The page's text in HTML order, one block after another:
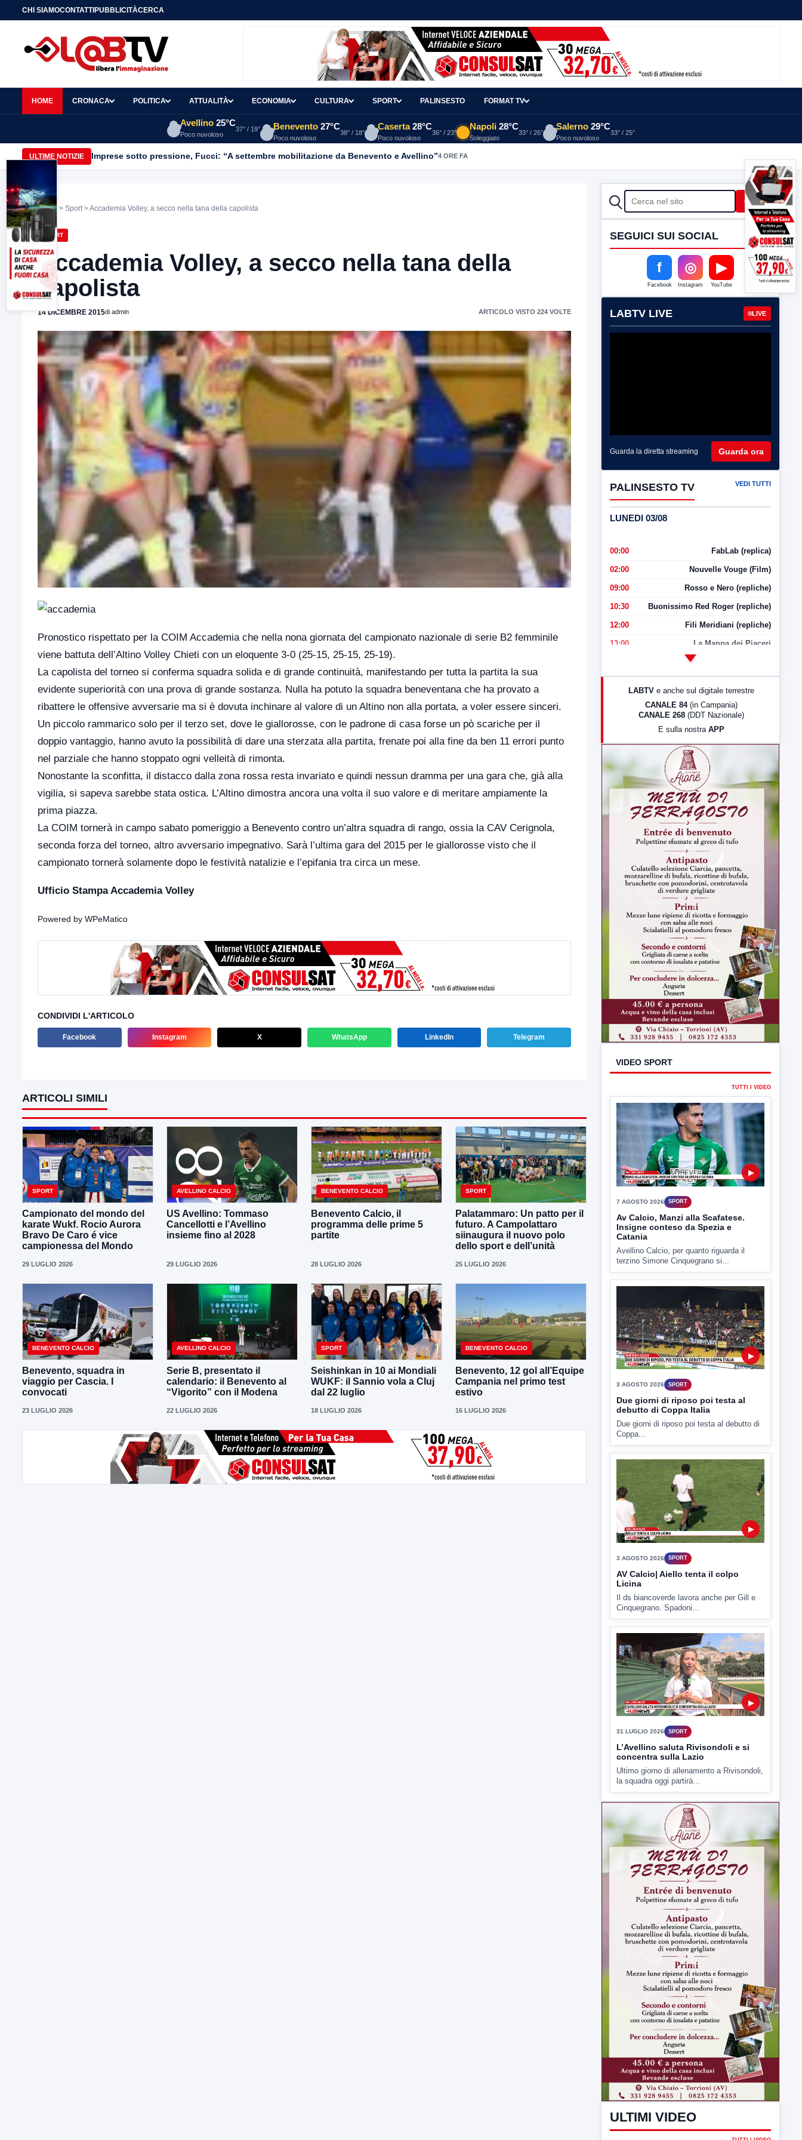
CHI SIAMOCONTATTIPUBBLICITÀCERCA
HOME CRONACA POLITICA ATTUALITÀ ECONOMIA CULTURA SPORT PALINSESTO FORMAT TV
Avellino 25°C
Poco nuvoloso
37° / 19° Benevento 27°C
Poco nuvoloso
38° / 18°
Caserta 28°C
Poco nuvoloso
36° / 23°
Napoli 28°C
Soleggiato
33° / 26°
Salerno 29°C
Poco nuvoloso
33° / 25°
ULTIME NOTIZIE Imprese sotto pressione, Fucci: “A settembre mobilitazione da Benevento e Avellino”4 ORE FA
Home > Sport> Accademia Volley, a secco nella tana della capolista
SPORT
Accademia Volley, a secco nella tana della
capolista
14 DICEMBRE 2015di admin ARTICOLO VISTO 224 VOLTE
Pronostico rispettato per la COIM Accademia che nella nona giornata del campionato nazionale di serie B2 femminile
viene battuta dell’Altino Volley Chieti con un eloquente 3-0 (25-15, 25-15, 25-19).
La capolista del torneo si conferma squadra solida e di grande continuità, manifestando per tutta la partita la sua
evidente superiorità con una prova di grande sostanza. Nulla ha potuto la squadra beneventana che ha provato a
ribattere le offensive avversarie ma si è dovuta inchinare al valore di un Altino non alla portata, a voler essere sinceri.
Un piccolo rammarico solo per il terzo set, dove le giallorosse, con le padrone di casa forse un pò scariche per il
doppio vantaggio, hanno avuto la possibilità di dare una sterzata alla partita, frenate poi alla fine da ben 11 errori punto
nel parziale che hanno stoppato ogni velleità di rimonta.
Nonostante la sconfitta, il distacco dalla zona rossa resta invariato e quindi nessun dramma per una gara che, già alla
vigilia, si sapeva sarebbe stata ostica. L’Altino dimostra ancora una volta il suo valore e di meritare ampiamente la
prima piazza.
La COIM tornerà in campo sabato pomeriggio a Benevento contro un’altra squadra di rango, ossia la CAV Cerignola,
seconda forza del torneo, altro avversario impegnativo. Sarà l’ultima gara del 2015 per le giallorosse visto che il
campionato tornerà solamente dopo le festività natalizie e l’epifania tra circa un mese.
Ufficio Stampa Accademia Volley
Powered by WPeMatico
CONDIVIDI L'ARTICOLO
Facebook Instagram X WhatsApp LinkedIn Telegram
ARTICOLI SIMILI
SPORT
Campionato del mondo del
karate Wukf. Rocio Aurora
Bravo De Caro é vice
campionessa del Mondo
29 LUGLIO 2026
AVELLINO CALCIO
US Avellino: Tommaso
Cancellotti e l’Avellino
insieme fino al 2028
29 LUGLIO 2026
BENEVENTO CALCIO
Benevento Calcio, il
programma delle prime 5
partite
28 LUGLIO 2026
SPORT
Palatammaro: Un patto per il
futuro. A Campolattaro
siinaugura il nuovo polo
dello sport e dell’unità
25 LUGLIO 2026
BENEVENTO CALCIO
Benevento, squadra in
viaggio per Cascia. I
convocati
23 LUGLIO 2026
AVELLINO CALCIO
Serie B, presentato il
calendario: il Benevento al
“Vigorito” con il Modena
22 LUGLIO 2026
SPORT
Seishinkan in 10 ai Mondiali
WUKF: il Sannio vola a Cluj
dal 22 luglio
18 LUGLIO 2026
BENEVENTO CALCIO
Benevento, 12 gol all’Equipe
Campania nel primo test
estivo
16 LUGLIO 2026
CERCA Cerca
SEGUICI SUI SOCIAL
f
Facebook
◎
Instagram
▶
YouTube
LABTV LIVE LIVE
Guarda la diretta streaming Guarda ora
PALINSESTO TV VEDI TUTTI
LUNEDI 03/08
00:00 FabLab (replica)
02:00 Nouvelle Vouge (Film)
09:00 Rosso e Nero (repliche)
10:30 Buonissimo Red Roger (repliche)
12:00 Fili Meridiani (repliche)
13:00 La Mappa dei Piaceri
LabNews (Diretta)
LabNews (replica)
LABTV e anche sul digitale terrestre
CANALE 84 (in Campania)
CANALE 268 (DDT Nazionale)
E sulla nostra APP
VIDEO SPORT
TUTTI I VIDEO
▶
7 AGOSTO 2026 SPORT
Av Calcio, Manzi alla Scafatese.
Insigne conteso da Spezia e
Catania
Avellino Calcio, per quanto riguarda il
terzino Simone Cinquegrano si...
▶
3 AGOSTO 2026 SPORT
Due giorni di riposo poi testa al
debutto di Coppa Italia
Due giorni di riposo poi testa al debutto di
Coppa...
▶
3 AGOSTO 2026 SPORT
AV Calcio| Aiello tenta il colpo
Licina
Il ds biancoverde lavora anche per Gill e
Cinquegrano. Spadoni...
▶
31 LUGLIO 2026 SPORT
L’Avellino saluta Rivisondoli e si
concentra sulla Lazio
Ultimo giorno di allenamento a Rivisondoli,
la squadra oggi partirà...
ULTIMI VIDEO
TUTTI I VIDEO
▶
7 AGOSTO 2026 SPORT BENEVENTO
Benevento Calcio: Le scelte di
Floro Flores per il debutto di Coppa
Italia
Il Benevento è pronto al debutto di Coppa
Italia. Scelte...